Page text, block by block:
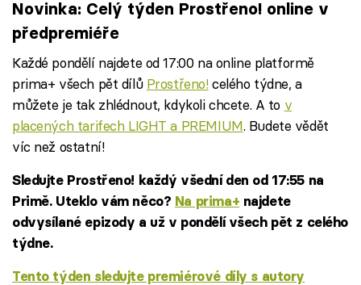
Novinka: Celý týden Prostřeno! online v
předpremiéře
Každé pondělí najdete od 17:00 na online platformě
prima+ všech pět dílů Prostřeno!celého týdne, a
můžete je tak zhlédnout, kdykoli chcete. A to v
placených tarifech LIGHT a PREMIUM. Budete vědět
víc než ostatní!
Sledujte Prostřeno! každý všední den od 17:55 na
Primě. Uteklo vám něco? Na prima+ najdete
odvysílané epizody a už v pondělí všech pět z celého
týdne.
Tento týden sledujte premiérové díly s autory